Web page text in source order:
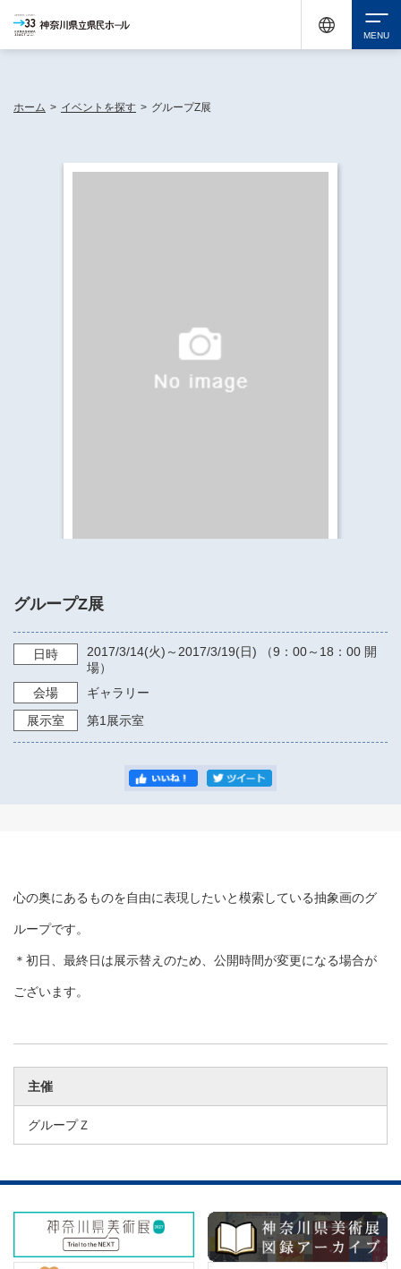
ホーム > イベントを探す > グループZ展
グループZ展
日時 2017/3/14(火)～ 2017/3/19(日) （9：00～18：00 開
場）
会場
ギャラリー
展示室
第1展示室
心の奥にあるものを自由に表現したいと模索している抽象画のグ
ループです。
＊初日、最終日は展示替えのため、公開時間が変更になる場合が
ございます。
主催
グループＺ